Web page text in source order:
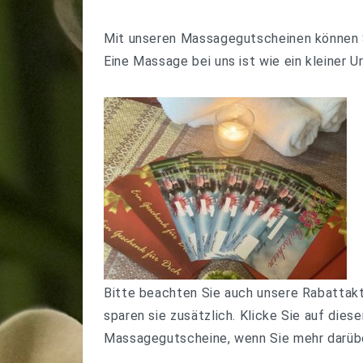
Mit unseren Massagegutscheinen
Eine Massage bei uns ist wie ein kleiner
Bitte beachten Sie auch unsere
sparen sie zusätzlich. Klicke Sie auf
Massagegutscheine, wenn Sie mehr